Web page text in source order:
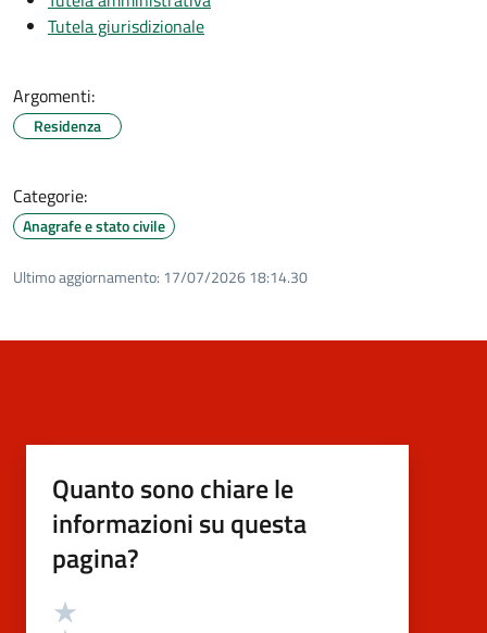
Tutela giurisdizionale
Argomenti:
Residenza
Categorie:
Anagrafe e stato civile
Ultimo aggiornamento: 17/07/2026 18:14.30
Quanto sono chiare le
informazioni su questa
pagina?
Valutazione